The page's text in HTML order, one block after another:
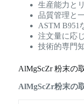
生産能力と
品質管理と
ASTM B951
注文量に応
技術的専門
AlMgScZr 粉末の
AlMgScZr粉末の